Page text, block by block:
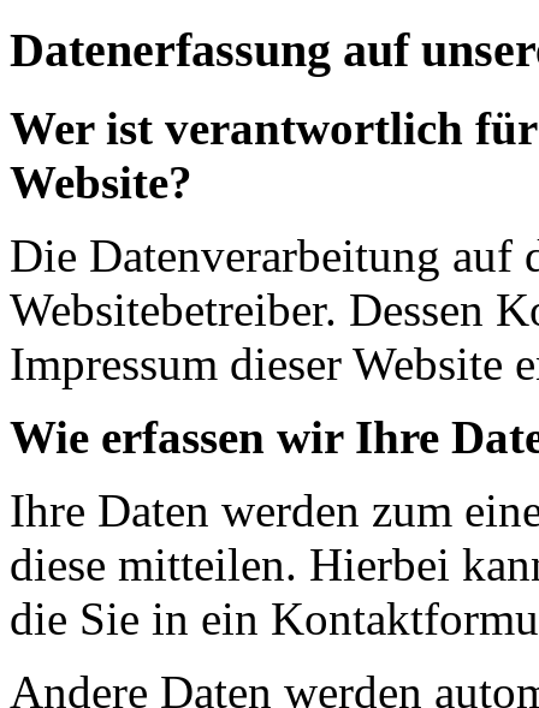
Datenerfassung auf
Wer ist verantwortlich für
Website?
Die Datenverarbeitung auf
Websitebetreiber. Dessen
Impressum dieser Website
Wie erfassen wir Ihre
Ihre Daten werden zum
diese mitteilen. Hierbei
die Sie in ein
Andere Daten werden